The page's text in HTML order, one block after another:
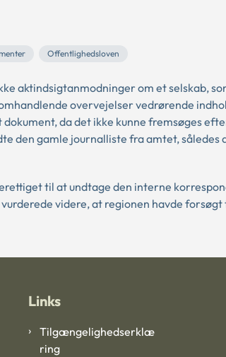
Offentlighedsloven
aktindsigtanmodninger om et selskab,
overvejelser vedrørende
da det ikke kunne fremsøges
den gamle journalliste fra amtet, således
til at undtage den interne
videre, at regionen havde
Links
Tilgængelighedserklæ
ring